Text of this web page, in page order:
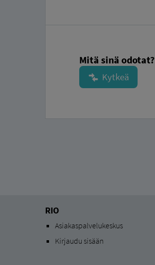
Mitä sinä odotat?
RIO
Asiakaspalvelukeskus
Kirjaudu sisään